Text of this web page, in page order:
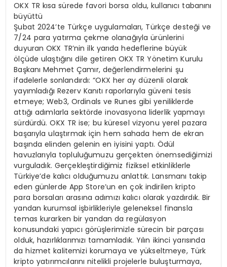
OKX TR kısa sürede favori borsa oldu, kullanıcı tabanını
büyüttü
Şubat 2024’te Türkçe uygulamaları, Türkçe desteği ve
7/24 para yatırma çekme olanağıyla ürünlerini
duyuran OKX TR’nin ilk yarıda hedeflerine büyük
ölçüde ulaştığını dile getiren OKX TR Yönetim Kurulu
Başkanı Mehmet Çamır, değerlendirmelerini şu
ifadelerle sonlandırdı: “OKX her ay düzenli olarak
yayımladığı Rezerv Kanıtı raporlarıyla güveni tesis
etmeye; Web3, Ordinals ve Runes gibi yeniliklerde
attığı adımlarla sektörde inovasyona liderlik yapmayı
sürdürdü. OKX TR ise; bu küresel vizyonu yerel pazara
başarıyla ulaştırmak için hem sahada hem de ekran
başında elinden gelenin en iyisini yaptı. Ödül
havuzlarıyla topluluğumuzu gerçekten önemsediğimizi
vurguladık. Gerçekleştirdiğimiz fiziksel etkinliklerle
Türkiye’de kalıcı olduğumuzu anlattık. Lansmanı takip
eden günlerde App Store’un en çok indirilen kripto
para borsaları arasına adımızı kalıcı olarak yazdırdık. Bir
yandan kurumsal işbirlikleriyle geleneksel finansla
temas kurarken bir yandan da regülasyon
konusundaki yapıcı görüşlerimizle sürecin bir parçası
olduk, hazırlıklarımızı tamamladık. Yılın ikinci yarısında
da hizmet kalitemizi korumaya ve yükseltmeye, Türk
kripto yatırımcılarını nitelikli projelerle buluşturmaya,